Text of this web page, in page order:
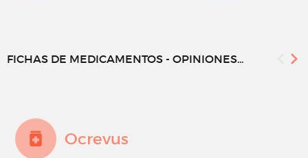
FICHAS DE MEDICAMENTOS - OPINIONES...
Ocrevus